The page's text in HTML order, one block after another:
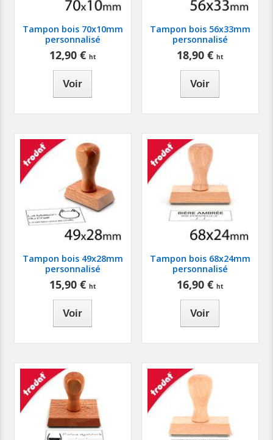
Tampon bois 70x10mm
personnalisé
12,90 €
Voir
Tampon bois 56x33mm
personnalisé
18,90 €
Voir
Tampon bois 49x28mm
personnalisé
15,90 €
Voir
Tampon bois 68x24mm
personnalisé
16,90 €
Voir